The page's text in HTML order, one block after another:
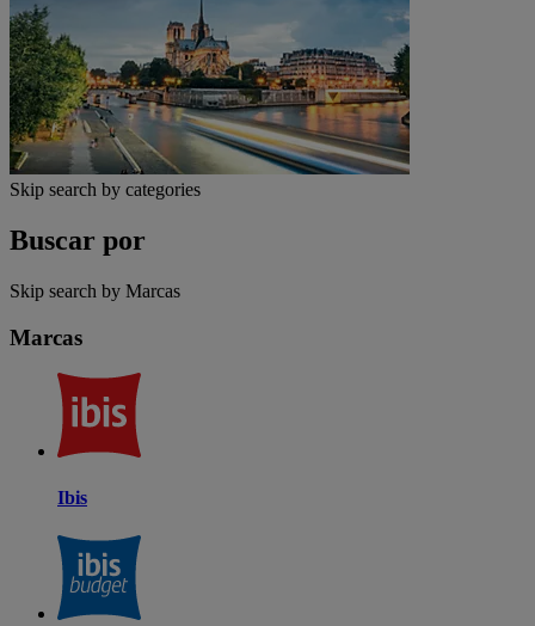
Skip search by categories
Buscar por
Skip search by Marcas
Marcas
Ibis